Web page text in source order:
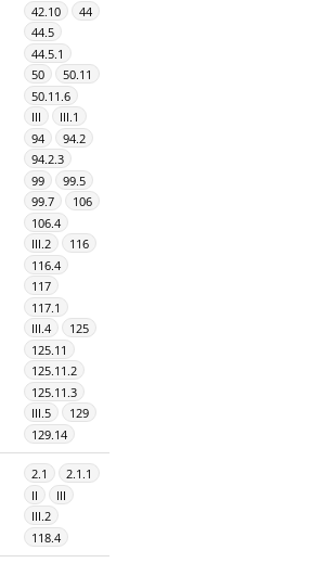
42.10
44
44.5
44.5.1
50
50.11
50.11.6
III
III.1
94
94.2
94.2.3
99
99.5
99.7
106
106.4
III.2
116
116.4
117
117.1
III.4
125
125.11
125.11.2
125.11.3
III.5
129
129.14
2.1
2.1.1
II
III
III.2
118.4